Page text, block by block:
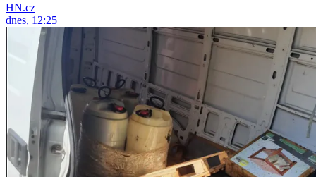
HN.cz
dnes, 12:25